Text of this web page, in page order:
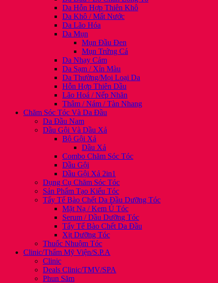
Da Hỗn Hợp Thiên Khô
Da Khô / Mất Nước
Da Lão Hóa
Da Mụn
Mụn Đầu Đen
Mụn Trứng Cá
Da Nhạy Cảm
Da Sạm / Xỉn Màu
Da Thường/Mọi Loại Da
Hỗn Hợp Thiên Dầu
Lão Hoá / Nếp Nhăn
Thâm / Nám / Tàn Nhang
Chăm Sóc Tóc Và Da Đầu
Da Đầu Nam
Dầu Gội Và Dầu Xả
Bộ Gội Xả
Dầu Xả
Combo Chăm Sóc Tóc
Dầu Gội
Dầu Gội Xả 2in1
Dụng Cụ Chăm Sóc Tóc
Sản Phẩm Tạo Kiểu Tóc
Tẩy Tế Bào Chết Da Đầu Dưỡng Tóc
Mặt Nạ / Kem Ủ Tóc
Serum / Dầu Dưỡng Tóc
Tẩy Tế Bào Chết Da Đầu
Xịt Dưỡng Tóc
Thuốc Nhuộm Tóc
Clinic/Thẩm Mỹ Viện/S.P.A
Clinic
Deals Clinic/TMV/SPA
Phun Săm